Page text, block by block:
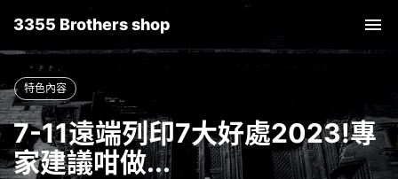
3355 Brothers shop
特色內容
7-11遠端列印7大好處2023!專
家建議咁做...